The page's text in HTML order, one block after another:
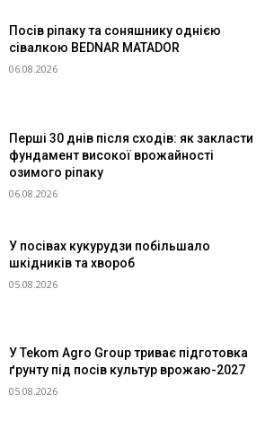
Посів ріпаку та соняшнику однією
сівалкою BEDNAR MATADOR
06.08.2026
Перші 30 днів після сходів: як закласти
фундамент високої врожайності
озимого ріпаку
06.08.2026
У посівах кукурудзи побільшало
шкідників та хвороб
05.08.2026
У Tekom Agro Group триває підготовка
ґрунту під посів культур врожаю-2027
05.08.2026